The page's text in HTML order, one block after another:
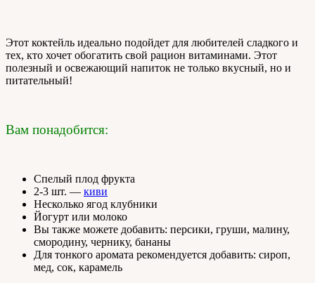
Этот коктейль идеально подойдет для любителей сладкого и
тех, кто хочет обогатить свой рацион витаминами. Этот
полезный и освежающий напиток не только вкусный, но и
питательный!
Вам понадобится:
Спелый плод фрукта
2-3 шт. — киви
Несколько ягод клубники
Йогурт или молоко
Вы также можете добавить: персики, груши, малину,
смородину, чернику, бананы
Для тонкого аромата рекомендуется добавить: сироп,
мед, сок, карамель